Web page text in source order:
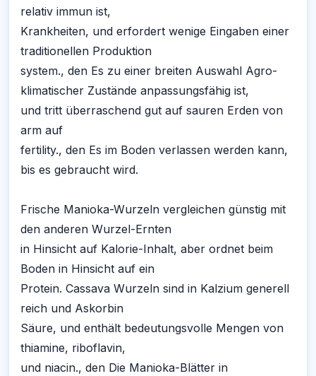
relativ immun ist,
Krankheiten, und erfordert wenige Eingaben einer
traditionellen Produktion
system., den Es zu einer breiten Auswahl Agro-
klimatischer Zustände anpassungsfähig ist,
und tritt überraschend gut auf sauren Erden von
arm auf
fertility., den Es im Boden verlassen werden kann,
bis es gebraucht wird.
Frische Manioka-Wurzeln vergleichen günstig mit
den anderen Wurzel-Ernten
in Hinsicht auf Kalorie-Inhalt, aber ordnet beim
Boden in Hinsicht auf ein
Protein. Cassava Wurzeln sind in Kalzium generell
reich und Askorbin
Säure, und enthält bedeutungsvolle Mengen von
thiamine, riboflavin,
und niacin., den Die Manioka-Blätter in